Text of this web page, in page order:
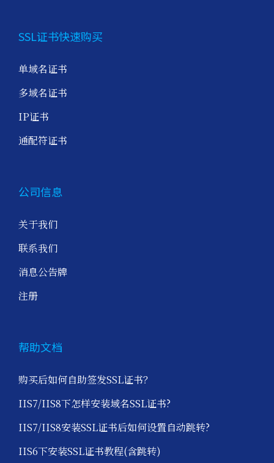
SSL证书快速购买
单域名证书
多域名证书
IP证书
通配符证书
公司信息
关于我们
联系我们
消息公告牌
注册
帮助文档
购买后如何自助签发SSL证书？
IIS7/IIS8下怎样安装域名SSL证书?
IIS7/IIS8安装SSL证书后如何设置自动跳转?
IIS6下安装SSL证书教程(含跳转)